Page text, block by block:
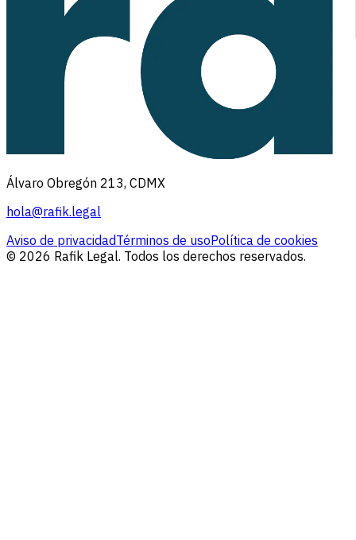
Álvaro Obregón 213, CDMX
hola@rafik.legal
Aviso de privacidadTérminos de usoPolítica de cookies
© 2026 Rafik Legal. Todos los derechos reservados.